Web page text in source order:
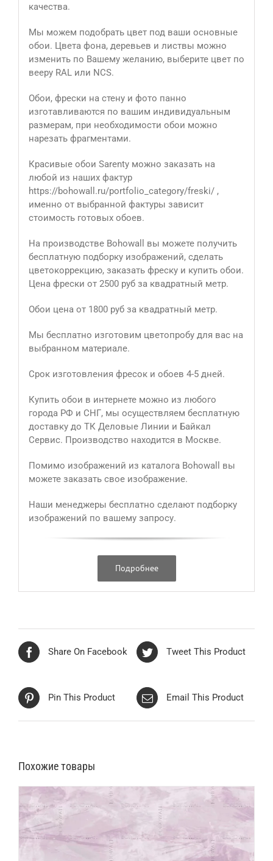
качества.
Мы можем подобрать цвет под ваши основные
обои. Цвета фона, деревьев и листвы можно
изменить по Вашему желанию, выберите цвет по
вееру RAL или NCS.
Обои, фрески на стену и фото панно
изготавливаются по вашим индивидуальным
размерам, при необходимости обои можно
нарезать фрагментами.
Красивые обои Sarenty можно заказать на
любой из наших фактур
https://bohowall.ru/portfolio_category/freski/ ,
именно от выбранной фактуры зависит
стоимость готовых обоев.
На производстве Bohowall вы можете получить
бесплатную подборку изображений, сделать
цветокоррекцию, заказать фреску и купить обои.
Цена фрески от 2500 руб за квадратный метр.
Обои цена от 1800 руб за квадратный метр.
Мы бесплатно изготовим цветопробу для вас на
выбранном материале.
Срок изготовления фресок и обоев 4-5 дней.
Купить обои в интернете можно из любого
города РФ и СНГ, мы осуществляем бесплатную
доставку до ТК Деловые Линии и Байкал
Сервис. Производство находится в Москве.
Помимо изображений из каталога Bohowall вы
можете заказать свое изображение.
Наши менеджеры бесплатно сделают подборку
изображений по вашему запросу.
Подробнее
Share On Facebook Tweet This Product
Pin This Product Email This Product
Похожие товары